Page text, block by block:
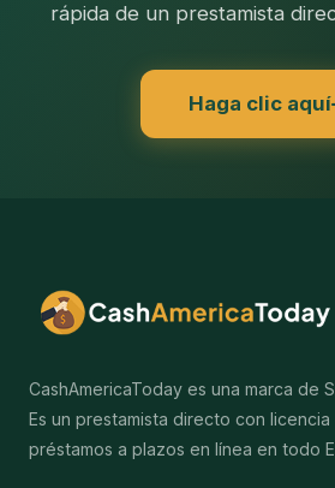
rápida de un prestamista
Haga clic aquí
CashAmericaToday es una marca de
Es un prestamista directo con
préstamos a plazos en línea en todo